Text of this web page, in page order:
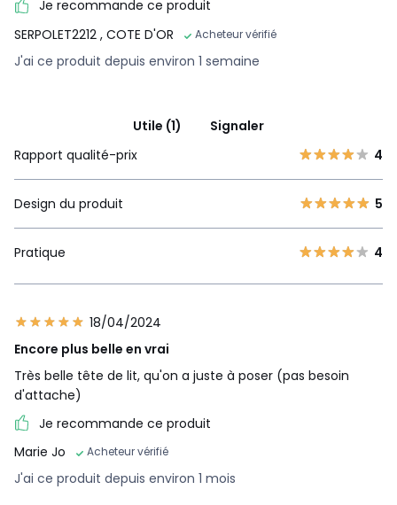
Je recommande ce produit
SERPOLET2212 , COTE D'OR Acheteur vérifié
J'ai ce produit depuis environ 1 semaine
Utile (1)
Signaler
Rapport qualité-prix
4
Design du produit 5
Pratique 4
18/04/2024
Encore plus belle en vrai
Très belle tête de lit, qu'on a juste à poser (pas besoin
d'attache)
Je recommande ce produit
Marie Jo
Acheteur vérifié
J'ai ce produit depuis environ 1 mois